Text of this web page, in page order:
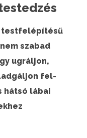
testfelépítésű
szabad
ugráljon,
fel-
hátsó lábai